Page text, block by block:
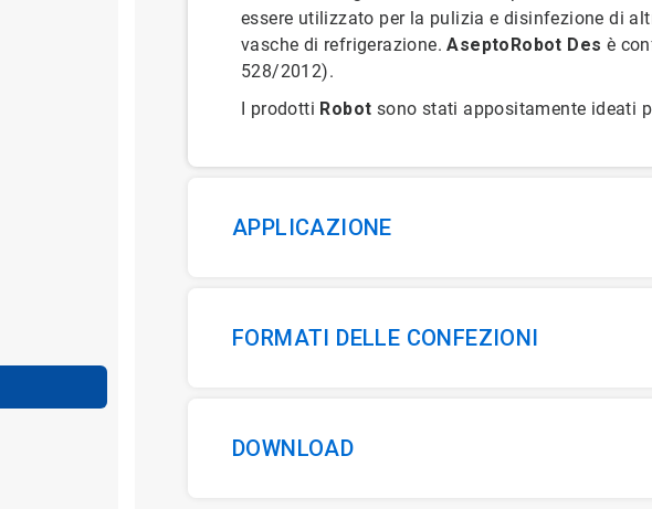
essere utilizzato per la pulizia e disinfezione di
vasche di refrigerazione.AseptoRobot Des è
528/2012).
I prodotti Robot sono stati appositamente ideati
APPLICAZIONE
FORMATI DELLE CONFEZIONI
DOWNLOAD